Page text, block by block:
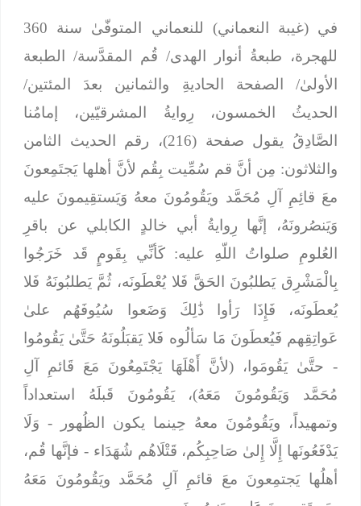
في (غيبة النعماني) للنعماني المتوفّىٰ سنة 360
للهجرة، طبعةُ أنوار الهدى/ قُم المقدَّسة/ الطبعة
الأولىٰ/ الصفحة الحاديةِ والثمانين بعدَ المئتين/
الحديثُ الخمسون، رِوايةُ المشرقيّين، إمامُنا
الصَّادِقُ يقول صفحة (216)، رقم الحديث الثامن
والثلاثون: مِن أنَّ قم سُمِّيت بِقُم لأنَّ أهلها يَجتَمِعونَ
معَ قائِمِ آلِ مُحَمَّد ويَقُومُونَ معهُ وَيَستقِيمونَ عليه
وَيَنصُرونَهُ، إنَّها رِوايةُ أبي خالدٍ الكابلي عن باقرِ
العُلومِ صلواتُ اللّهِ عليه: كَأنِّي بِقَومٍ قَد خَرَجُوا
بِالْمَشْرِق يَطلبُونَ الحَقَّ فَلا يُعْطَونَه، ثُمَّ يَطلبُونَهُ فَلا
يُعطَونَه، فَإِذَا رَأوا ذَٰلِكَ وَضَعوا سُيُوفَهُم علىٰ
عَواتِقِهم فَيُعطَونَ مَا سَألُوه فَلا يَقبَلُونَهُ حَتَّىٰ يَقُومُوا
- حتَّىٰ يَقُومَوا، (لأنَّ أَهْلَهَا يَجْتَمِعُونَ مَعَ قَائمِ آلِ
مُحَمَّد وَيَقُومُونَ مَعَهُ)، يَقُومُونَ قَبلَهُ استعداداً
وتمهيداً، ويَقُومُونَ معهُ حِينما يكون الظُهور - وَلَا
يَدْفَعُونَها إِلَّا إِلىٰ صَاحِبِكُم، قَتْلَاهُم شُهَدَاء- فإنَّها قُم،
أهلُها يَجتمِعونَ معَ قائمِ آلِ مُحَمَّد ويَقُومُونَ مَعَهُ